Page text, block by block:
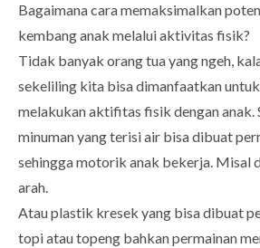
Bagaimana cara memaksimalkan
kembang anak melalui aktivitas fisik?
Tidak banyak orang tua yang ngeh,
sekeliling kita bisa dimanfaatkan
melakukan aktifitas fisik dengan
minuman yang terisi air bisa dibuat
sehingga motorik anak bekerja. Misal
arah.
Atau plastik kresek yang bisa dibuat
topi atau topeng bahkan permainan